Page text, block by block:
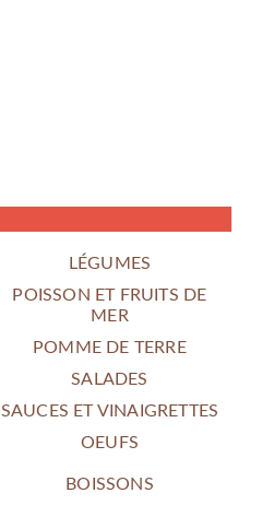
LÉGUMES
POISSON ET FRUITS DE
MER
POMME DE TERRE
SALADES
SAUCES ET VINAIGRETTES
OEUFS
BOISSONS